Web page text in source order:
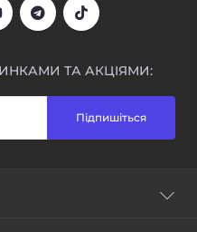
ТА АКЦІЯМИ:
Підпишіться